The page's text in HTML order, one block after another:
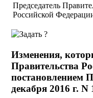
Председатель
Российской
Изменения,
Правительства
постановлением
декабря 2016 г. N